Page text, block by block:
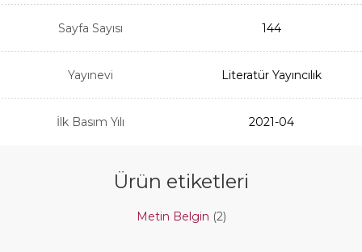
Sayfa Sayısı 144
Yayınevi Literatür Yayıncılık
İlk Basım Yılı 2021-04
Ürün etiketleri
Metin Belgin (2)